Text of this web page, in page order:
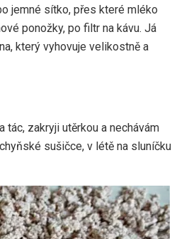
jemné sítko, přes které mléko
ponožky, po filtr na kávu. Já
který vyhovuje velikostně a
tác, zakryji utěrkou a nechávám
sušičce, v létě na sluníčku